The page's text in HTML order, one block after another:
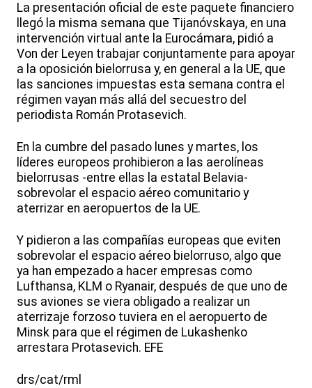
La presentación oficial de este paquete financiero
llegó la misma semana que Tijanóvskaya, en una
intervención virtual ante la Eurocámara, pidió a
Von der Leyen trabajar conjuntamente para apoyar
a la oposición bielorrusa y, en general a la UE, que
las sanciones impuestas esta semana contra el
régimen vayan más allá del secuestro del
periodista Román Protasevich.
En la cumbre del pasado lunes y martes, los
líderes europeos prohibieron a las aerolíneas
bielorrusas -entre ellas la estatal Belavia-
sobrevolar el espacio aéreo comunitario y
aterrizar en aeropuertos de la UE.
Y pidieron a las compañías europeas que eviten
sobrevolar el espacio aéreo bielorruso, algo que
ya han empezado a hacer empresas como
Lufthansa, KLM o Ryanair, después de que uno de
sus aviones se viera obligado a realizar un
aterrizaje forzoso tuviera en el aeropuerto de
Minsk para que el régimen de Lukashenko
arrestara Protasevich. EFE
drs/cat/rml